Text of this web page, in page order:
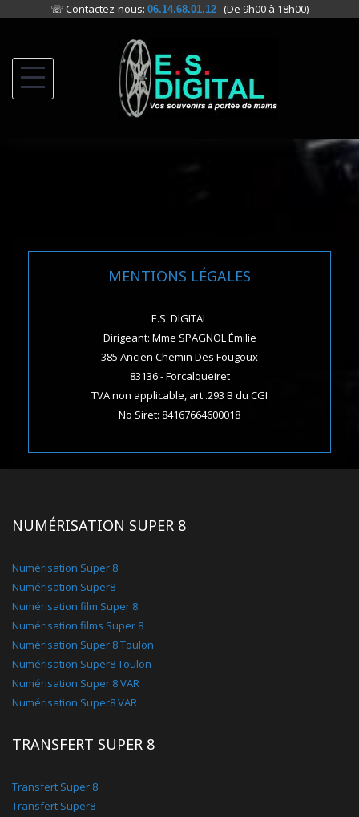
☏ Contactez-nous: 06.14.68.01.12 (De 9h00 à 18h00)
content
MENTIONS LÉGALES
E.S. DIGITAL
Dirigeant: Mme SPAGNOL Émilie
385 Ancien Chemin Des Fougoux
83136 - Forcalqueiret
TVA non applicable, art .293 B du CGI
No Siret: 84167664600018
NUMÉRISATION SUPER 8
Numérisation Super 8
Numérisation Super8
Numérisation film Super 8
Numérisation films Super 8
Numérisation Super 8 Toulon
Numérisation Super8 Toulon
Numérisation Super 8 VAR
Numérisation Super8 VAR
TRANSFERT SUPER 8
Transfert Super 8
Transfert Super8